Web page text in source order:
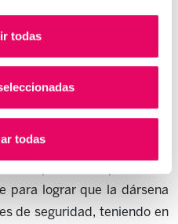
todas
todas
insuficiente , puesto que
de los autobuses y el
en contacto
líquidos.
mención expresa a que el
para lograr que la dársena
de seguridad, teniendo en